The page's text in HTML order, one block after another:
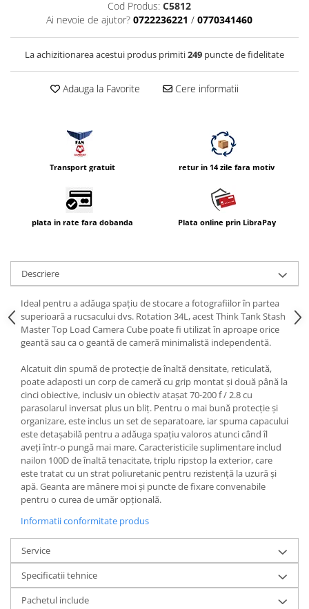
Cod Produs: C5812
Ai nevoie de ajutor? 0722236221 / 0770341460
La achizitionarea acestui produs primiti249 puncte de fidelitate
Adauga la Favorite Cere informatii
Transport gratuit retur in 14 zile fara motiv
plata in rate fara dobanda Plata online prin LibraPay
Descriere
Ideal pentru a adăuga spațiu de stocare a fotografiilor în partea
superioară a rucsacului dvs. Rotation 34L, acest Think Tank Stash
Master Top Load Camera Cube poate fi utilizat în aproape orice
geantă sau ca o geantă de cameră minimalistă independentă.
Alcatuit din spumă de protecție de înaltă densitate, reticulată,
poate adaposti un corp de cameră cu grip montat și două până la
cinci obiective, inclusiv un obiectiv atașat 70-200 f / 2.8 cu
parasolarul inversat plus un bliț. Pentru o mai bună protecție și
organizare, este inclus un set de separatoare, iar spuma capacului
este detașabilă pentru a adăuga spațiu valoros atunci când îl
aveți într-o pungă mai mare. Caracteristicile suplimentare includ
nailon 100D de înaltă tenacitate, triplu ripstop la exterior, care
este tratat cu un strat poliuretanic pentru rezistență la uzură și
apă. Geanta are mânere moi și puncte de fixare convenabile
pentru o curea de umăr opțională.
Informatii conformitate produs
Service
Specificatii tehnice
Pachetul include